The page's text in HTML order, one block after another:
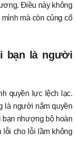
Điều này không
mà còn củng cố
bạn là người
quyền lực lệch lạc.
là người nắm quyền
bạn nhượng bộ hoàn
lỗi cho lỗi lầm không